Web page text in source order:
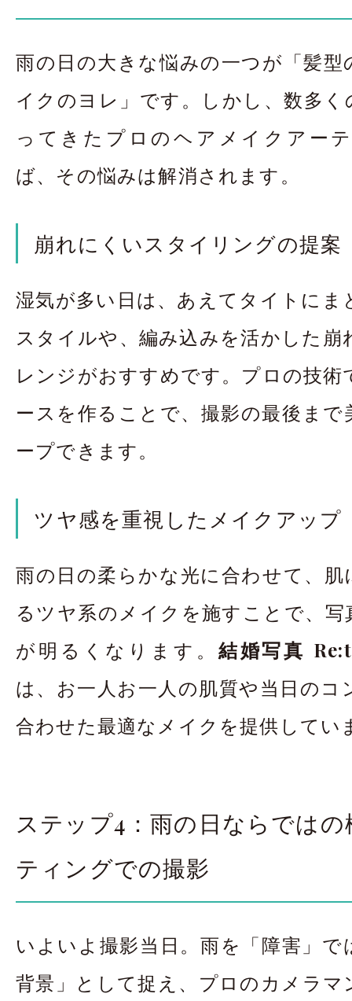
雨の日の大きな悩みの一つが「髪型
イクのヨレ」です。しかし、数多く
ってきたプロのヘアメイクアー
ば、その悩みは解消されます。
崩れにくいスタイリングの提案
湿気が多い日は、あえてタイトにま
スタイルや、編み込みを活かした
レンジがおすすめです。プロの技
ースを作ることで、撮影の最後まで
ープできます。
ツヤ感を重視したメイクアップ
雨の日の柔らかな光に合わせて、肌
るツヤ系のメイクを施すことで、
が明るくなります。 結婚写真
は、お一人お一人の肌質や当日のコ
合わせた最適なメイクを提供してい
ステップ4：雨の日ならでは
ティングでの撮影
いよいよ撮影当日。雨を「障害」で
背景」として捉え、プロのカメラマ